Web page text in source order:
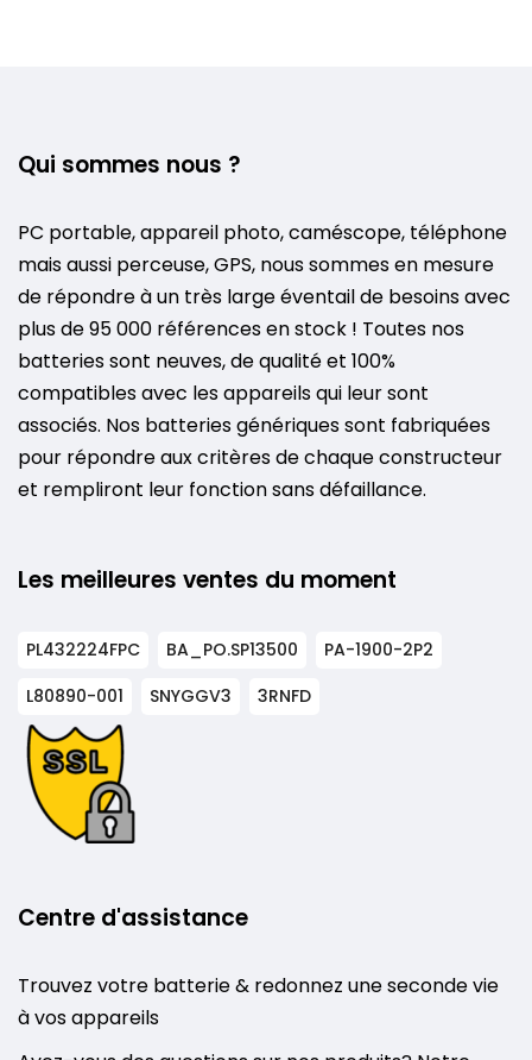
Qui sommes nous ?
PC portable, appareil photo, caméscope, téléphone
mais aussi perceuse, GPS, nous sommes en mesure
de répondre à un très large éventail de besoins avec
plus de 95 000 références en stock ! Toutes nos
batteries sont neuves, de qualité et 100%
compatibles avec les appareils qui leur sont
associés. Nos batteries génériques sont fabriquées
pour répondre aux critères de chaque constructeur
et rempliront leur fonction sans défaillance.
Les meilleures ventes du moment
PL432224FPC BA_PO.SP13500
PA-1900-2P2
L80890-001
SNYGGV3 3RNFD
Centre d'assistance
Trouvez votre batterie & redonnez une seconde vie
à vos appareils